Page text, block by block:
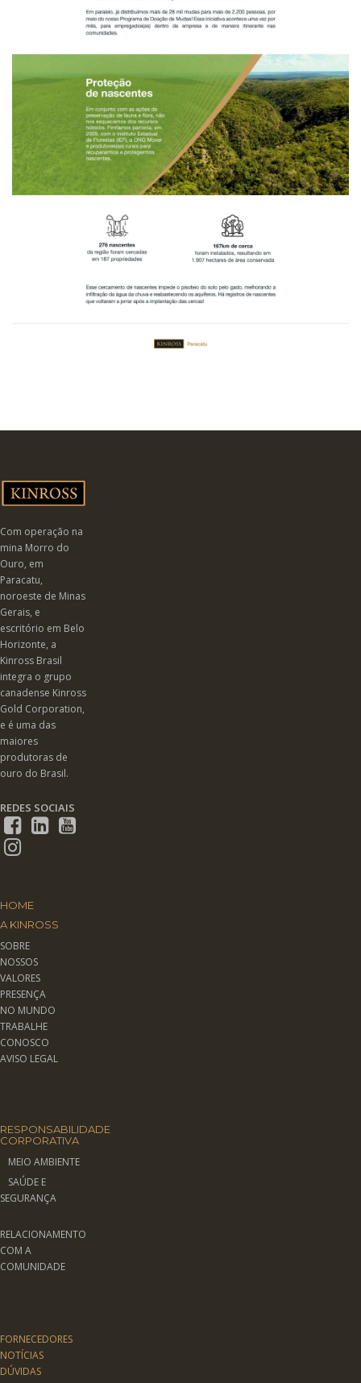
Com operação na
mina Morro do
Ouro, em
Paracatu,
noroeste de Minas
Gerais, e
escritório em Belo
Horizonte, a
Kinross Brasil
integra o grupo
canadense Kinross
Gold Corporation,
e é uma das
maiores
produtoras de
ouro do Brasil.
REDES SOCIAIS
HOME
A KINROSS
SOBRE
NOSSOS
VALORES
PRESENÇA
NO MUNDO
TRABALHE
CONOSCO
AVISO LEGAL
RESPONSABILIDADE
CORPORATIVA
MEIO AMBIENTE
SAÚDE E
SEGURANÇA
RELACIONAMENTO
COM A
COMUNIDADE
FORNECEDORES
NOTÍCIAS
DÚVIDAS